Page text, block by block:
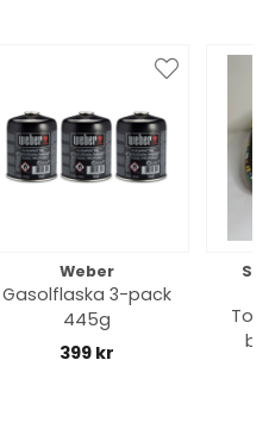
Weber
Gasolflaska 3-pack
445g
399 kr